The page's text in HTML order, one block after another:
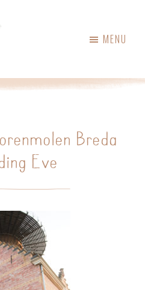
MENU
Breda
Eve